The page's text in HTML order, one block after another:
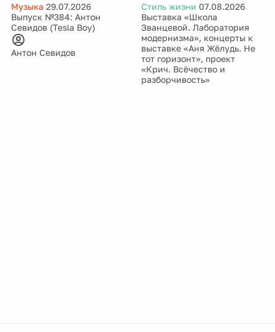
Музыка 29.07.2026
Выпуск №384: Антон
Севидов (Tesla Boy)
Антон Севидов
Стиль жизни 07.08.2026
Выставка «Школа
Званцевой. Лаборатория
модернизма», концерты к
выставке «Аня Жёлудь. Не
тот горизонт», проект
«Крич. Всёчество и
разборчивость»